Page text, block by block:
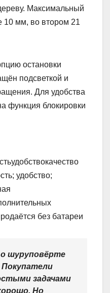
Максимальный
10 мм, во втором 21
остановки
подсветкой и
Для удобства
функция блокировки
удобство;
без батареи
шуруповёрте
задачами
Но